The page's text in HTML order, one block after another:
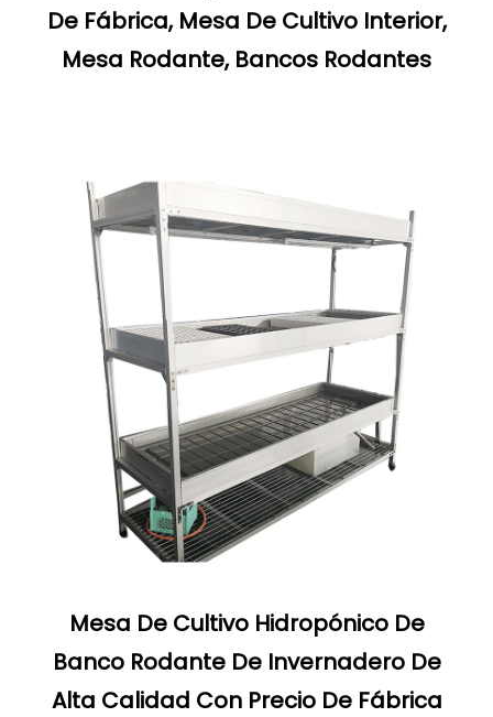
De Fábrica, Mesa De Cultivo Interior,
Mesa Rodante, Bancos Rodantes
Mesa De Cultivo Hidropónico De
Banco Rodante De Invernadero De
Alta Calidad Con Precio De Fábrica